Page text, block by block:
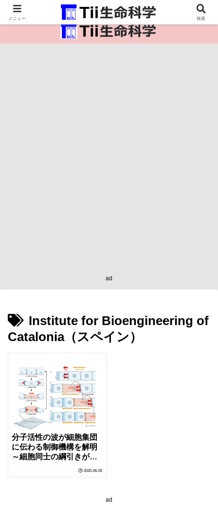
医療保健・生命・生物の情報インフラ。
ad
Institute for Bioengineering of
Catalonia（スペイン）
分子活性の波が細胞集団
に伝わる制御機構を解明
～細胞同士の綱引きが情
報を遠くに伝える～ 2020-06-05
ad
メニュー 検索